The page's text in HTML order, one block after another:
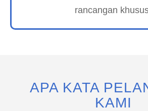
rancangan
APA KATA
KAMI